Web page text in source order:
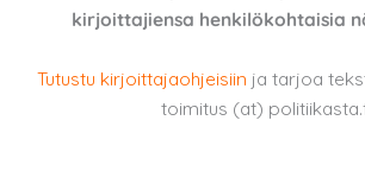
kirjoittajiensa henkilökohtaisia
Tutustu kirjoittajaohjeisiin ja tarjoa
toimitus (at)